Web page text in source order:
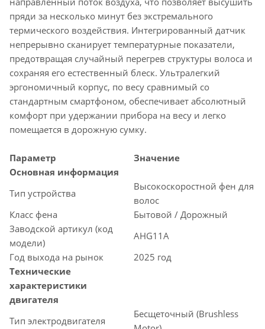
пряди за несколько минут без экстремального
термического воздействия. Интегрированный датчик
непрерывно сканирует температурные показатели,
предотвращая случайный перегрев структуры волоса и
сохраняя его естественный блеск. Ультралегкий
эргономичный корпус, по весу сравнимый со
стандартным смартфоном, обеспечивает абсолютный
комфорт при удержании прибора на весу и легко
помещается в дорожную сумку.
Параметр
Значение
Основная информация
Тип устройства
Высокоскоростной фен для
волос
Класс фена
Бытовой / Дорожный
Заводской артикул (код
модели)
AHG11A
Год выхода на рынок
2025 год
Технические
характеристики
двигателя
Тип электродвигателя
Бесщеточный (Brushless